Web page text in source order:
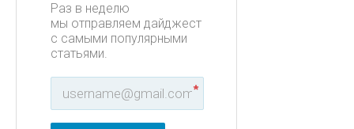
Раз в неделю
мы отправляем дайджест
с самыми популярными
статьями.
*